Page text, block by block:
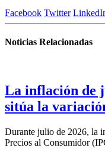
Facebook Twitter
Noticias Relacionadas
La inflación de
sitúa la
Durante julio de 2026, la
Precios al Consumidor